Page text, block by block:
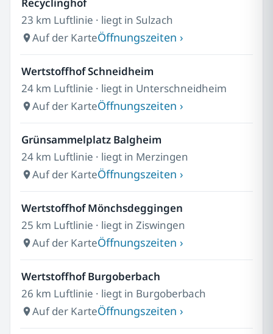
23 km Luftlinie · liegt in Sulzach
Auf der KarteÖffnungszeiten ›
Wertstoffhof Schneidheim
24 km Luftlinie · liegt in Unterschneidheim
Auf der KarteÖffnungszeiten ›
Grünsammelplatz Balgheim
24 km Luftlinie · liegt in Merzingen
Auf der KarteÖffnungszeiten ›
Wertstoffhof Mönchsdeggingen
25 km Luftlinie · liegt in Ziswingen
Auf der KarteÖffnungszeiten ›
Wertstoffhof Burgoberbach
26 km Luftlinie · liegt in Burgoberbach
Auf der KarteÖffnungszeiten ›